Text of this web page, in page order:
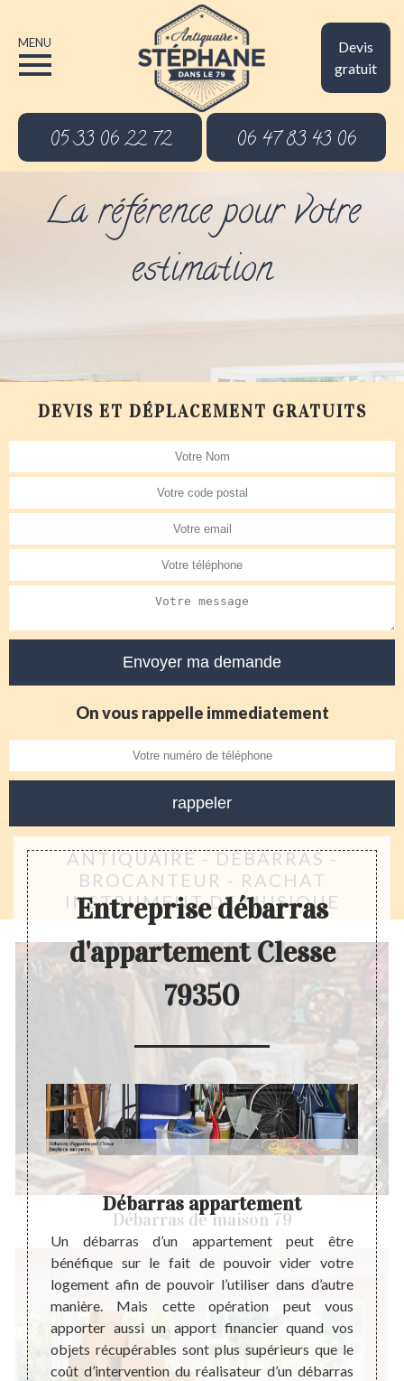
Devis
gratuit
MENU
05 33 06 22 72 06 47 83 43 06
La référence pour votre
estimation
DEVIS ET DÉPLACEMENT GRATUITS
On vous rappelle immediatement
ANTIQUAIRE - DÉBARRAS -
BROCANTEUR - RACHAT
INSTRUMENT DE MUSIQUE
Débarras de maison 79
Entreprise débarras
d'appartement Clesse
79350
très
qui
il
de
Débarras appartement
Un débarras d’un appartement peut être
bénéfique sur le fait de pouvoir vider votre
logement afin de pouvoir l’utiliser dans d’autre
manière. Mais cette opération peut vous
apporter aussi un apport financier quand vos
objets récupérables sont plus supérieurs que le
coût d’intervention du réalisateur d’un débarras
La
et